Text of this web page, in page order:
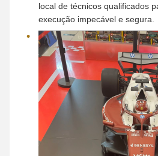
local de técnicos qualificados
execução impecável e segura.